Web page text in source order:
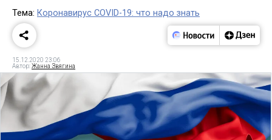
Тема: Коронавирус COVID-19: что надо знать
15.12.2020 23:06
Автор:Жанна Звягина